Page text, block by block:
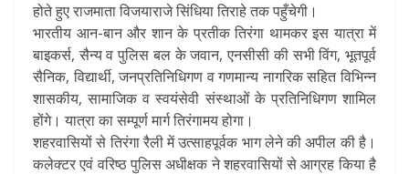
होते हुए राजमाता विजयाराजे सिंधिया तिराहे तक पहुँचेगी।
भारतीय आन-बान और शान के प्रतीक तिरंगा थामकर इस यात्रा में
बाइकर्स, सैन्य व पुलिस बल के जवान, एनसीसी की सभी विंग, भूतपूर्व
सैनिक, विद्यार्थी, जनप्रतिनिधिगण व गणमान्य नागरिक सहित विभिन्न
शासकीय, सामाजिक व स्वयंसेवी संस्थाओं के प्रतिनिधिगण शामिल
होंगे। यात्रा का सम्पूर्ण मार्ग तिरंगामय होगा।
शहरवासियों से तिरंगा रैली में उत्साहपूर्वक भाग लेने की अपील की है।
कलेक्टर एवं वरिष्ठ पुलिस अधीक्षक ने शहरवासियों से आग्रह किया है